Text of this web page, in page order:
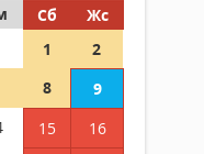
Сб
Жс
1
2
8
9
15
16